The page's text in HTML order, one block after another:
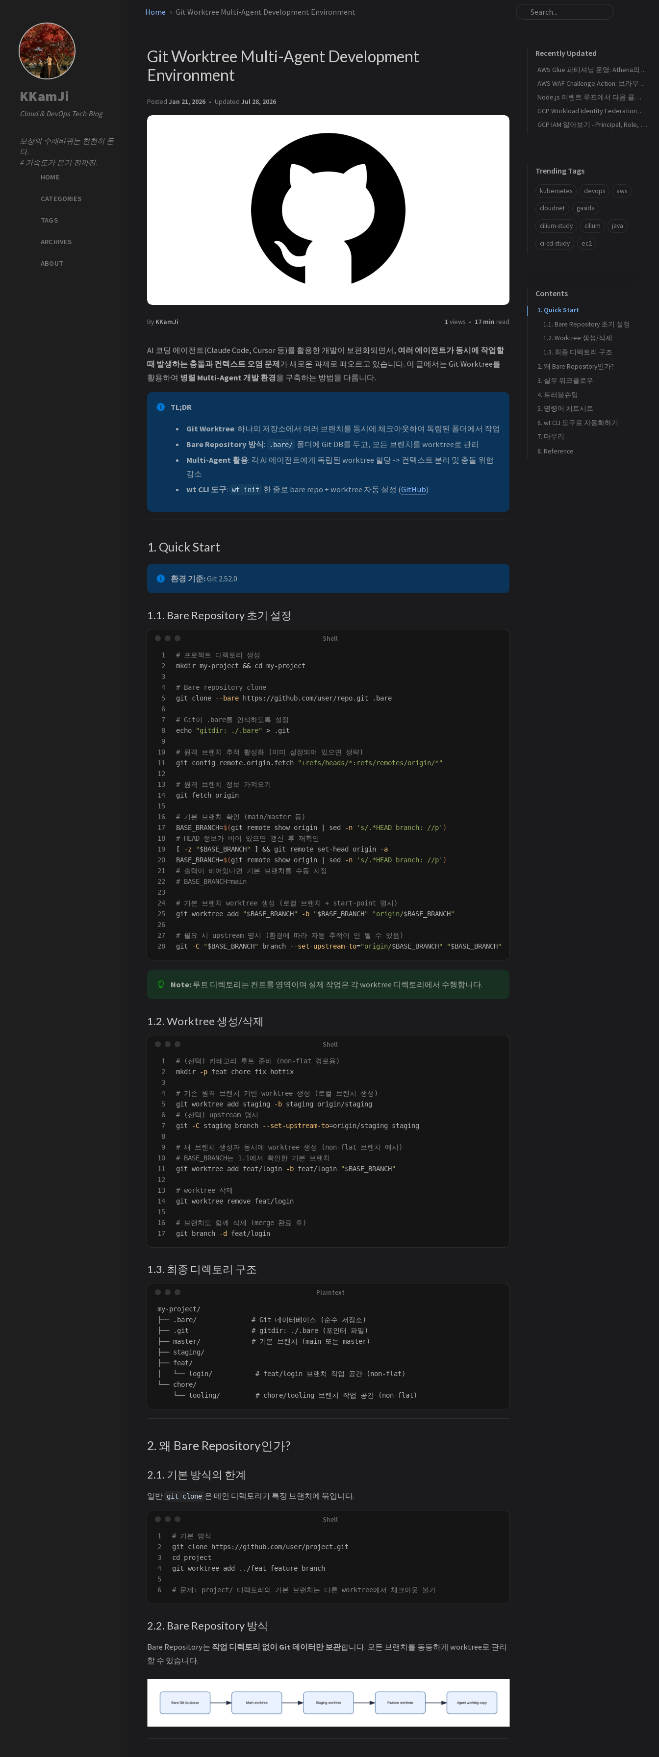
KKamJi
Cloud & DevOps Tech Blog
보상의 수레바퀴는 천천히 돈
다.
# 가속도가 붙기 전까진.
HOME
CATEGORIES
TAGS
ARCHIVES
ABOUT
Home Git Worktree Multi-Agent Development Environment
Git Worktree Multi-Agent Development
Environment
Posted Jan 21, 2026 Updated Jul 28, 2026
By KKamJi 1 views 17 min read
AI 코딩 에이전트(Claude Code, Cursor 등)를 활용한 개발이 보편화되면서, 여러 에이전트가 동시에 작업할
때 발생하는 충돌과 컨텍스트 오염 문제가 새로운 과제로 떠오르고 있습니다. 이 글에서는 Git Worktree를
활용하여 병렬 Multi-Agent 개발 환경을 구축하는 방법을 다룹니다.
TL;DR
Git Worktree: 하나의 저장소에서 여러 브랜치를 동시에 체크아웃하여 독립된 폴더에서 작업
Bare Repository 방식: .bare/ 폴더에 Git DB를 두고, 모든 브랜치를 worktree로 관리
Multi-Agent 활용: 각 AI 에이전트에게 독립된 worktree 할당 -> 컨텍스트 분리 및 충돌 위험
감소
wt CLI 도구: wt init 한 줄로 bare repo + worktree 자동 설정 (GitHub)
1. Quick Start
환경 기준:Git 2.52.0
1.1. Bare Repository 초기 설정
1
2
3
4
5
6
7
8
9
10
11
12
13
14
15
16
17
18
19
20
21
22
23
24
25
26
27
# 프로젝트 디렉토리 생성
mkdir my-project && cd my-project
# Bare repository clone
git clone
--bare https://github.com/user/repo.git .bare
# Git이 .bare를 인식하도록 설정
echo
"gitdir: ./.bare" > .git
# 원격 브랜치 추적 활성화 (이미 설정되어 있으면 생략)
git config remote.origin.fetch
"+refs/heads/*:refs/remotes/origin/*"
# 원격 브랜치 정보 가져오기
git fetch origin
# 기본 브랜치 확인 (main/master 등)
BASE_BRANCH=$(git remote show origin | sed -n 's/.*HEAD branch: //p' )
# HEAD 정보가 비어 있으면 갱신 후 재확인
[
-z "$BASE_BRANCH" ] && git remote set-head origin
-a
BASE_BRANCH=$(git remote show origin | sed -n 's/.*HEAD branch: //p' )
# 출력이 비어있다면 기본 브랜치를 수동 지정
# BASE_BRANCH=main
# 기본 브랜치 worktree 생성 (로컬 브랜치 + start-point 명시)
git worktree add
"$BASE_BRANCH" -b "$BASE_BRANCH" "origin/$BASE_BRANCH"
# 필요 시 upstream 명시 (환경에 따라 자동 추적이 안 될 수 있음)
git
-C "$BASE_BRANCH" branch --set-upstream-to="origin/$BASE_BRANCH" "$BASE_BRANCH"
Note: 루트 디렉토리는 컨트롤 영역이며 실제 작업은 각 worktree 디렉토리에서 수행합니다.
1.2. Worktree 생성/삭제
1
2
3
4
5
6
7
8
9
10
11
12
13
14
15
16
# (선택) 카테고리 루트 준비 (non-flat 경로용)
mkdir
-p feat chore fix hotfix
# 기존 원격 브랜치 기반 worktree 생성 (로컬 브랜치 생성)
git worktree add staging
-b
# (선택) upstream 명시
git
-C staging branch --set-upstream-to=origin/staging staging
# 새 브랜치 생성과 동시에 worktree 생성 (non-flat 브랜치 예시)
# BASE_BRANCH는 1.1에서 확인한 기본 브랜치
git worktree add feat/login
-b feat/login "$BASE_BRANCH"
# worktree 삭제
git worktree remove feat/login
# 브랜치도 함께 삭제 (merge 완료 후)
git branch
-d
1.3. 최종 디렉토리 구조
my-project/
├── .bare/              # Git 데이터베이스 (순수 저장소)
├── .git                # gitdir: ./.bare (포인터 파일)
├── master/             # 기본 브랜치 (main 또는 master)
├── staging/
├── feat/
│   └── login/           # feat/login 브랜치 작업 공간 (non-flat)
└── chore/
2. 왜 Bare Repository인가?
2.1. 기본 방식의 한계
일반 git clone 은 메인 디렉토리가 특정 브랜치에 묶입니다.
1
2
3
4
5
# 기본 방식
cd project
git worktree add ../feat feature-branch
# 문제: project/ 디렉토리의 기본 브랜치는 다른 worktree에서 체크아웃 불가
2.2. Bare Repository 방식
Bare Repository는 작업 디렉토리 없이 Git 데이터만 보관합니다. 모든 브랜치를 동등하게 worktree로 관리
할 수 있습니다.
Recently Updated
AWS Glue 파티셔닝 운영: Athena의 S3 스캔량을 줄이는 Catalog와 Projection 설계
AWS WAF Challenge Action: 브라우저 토큰과 SPA 요청 경계를 이해하기
Node.js 이벤트 루프에서 다음 콜백이 실행되는 순서
GCP Workload Identity Federation으로 외부 워크로드에 키 없이 권한 부여하기
GCP IAM 알아보기 - Principal, Role, Policy, Service Account
Trending Tags
kubernetes devops aws
cloudnet gasida
cilium-study cilium java
ci-cd-study ec2
Contents
1. Quick Start
1.1. Bare Repository 초기 설정
1.2. Worktree 생성/삭제
1.3. 최종 디렉토리 구조
2. 왜 Bare Repository인가?
2.1. 기본 방식의 한계
2.2. Bare Repository 방식
3. 실무 워크플로우
3.1. 시나리오: 긴급 버그 수정
3.1.1. 기존 방식 (stash 필요)
3.3. Pull/Fetch 방법
4. 트러블슈팅
5. 명령어 치트시트
6. wt CLI 도구로 자동화하기
6.1. 설치
6.2. 빠른 시작: wt init
7. 마무리
8. Reference